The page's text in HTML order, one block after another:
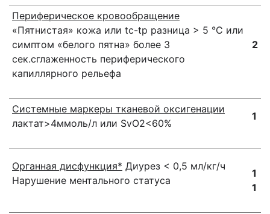
Периферическое кровообращение
«Пятнистая» кожа или tс-tр разница > 5 °С или
симптом «белого пятна» более 3
сек.сглаженность периферического
капиллярного рельефа
2
Системные маркеры тканевой оксигенации
лактат>4ммоль/л или SvO2<60%
1
Органная дисфункция* Диурез < 0,5 мл/кг/ч
Нарушение ментального статуса
1
1